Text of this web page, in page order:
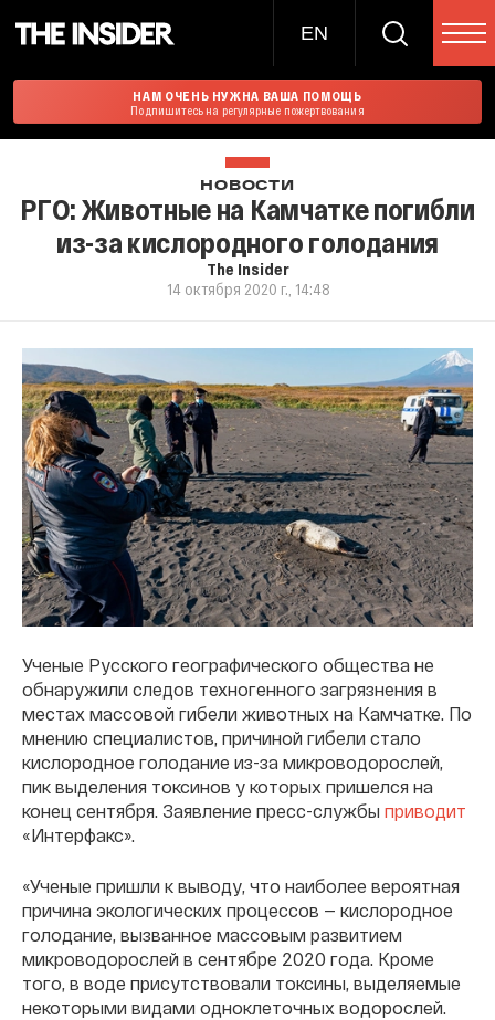
EN
НАМ ОЧЕНЬ НУЖНА ВАША ПОМОЩЬ
Подпишитесь на регулярные пожертвования
НОВОСТИ
РГО: Животные на Камчатке погибли
из-за кислородного голодания
The Insider
14 октября 2020 г., 14:48
Ученые Русского географического общества не
обнаружили следов техногенного загрязнения в
местах массовой гибели животных на Камчатке. По
мнению специалистов, причиной гибели стало
кислородное голодание из-за микроводорослей,
пик выделения токсинов у которых пришелся на
конец сентября. Заявление пресс-службы приводит
«Интерфакс».
«Ученые пришли к выводу, что наиболее вероятная
причина экологических процессов — кислородное
голодание, вызванное массовым развитием
микроводорослей в сентябре 2020 года. Кроме
того, в воде присутствовали токсины, выделяемые
некоторыми видами одноклеточных водорослей.